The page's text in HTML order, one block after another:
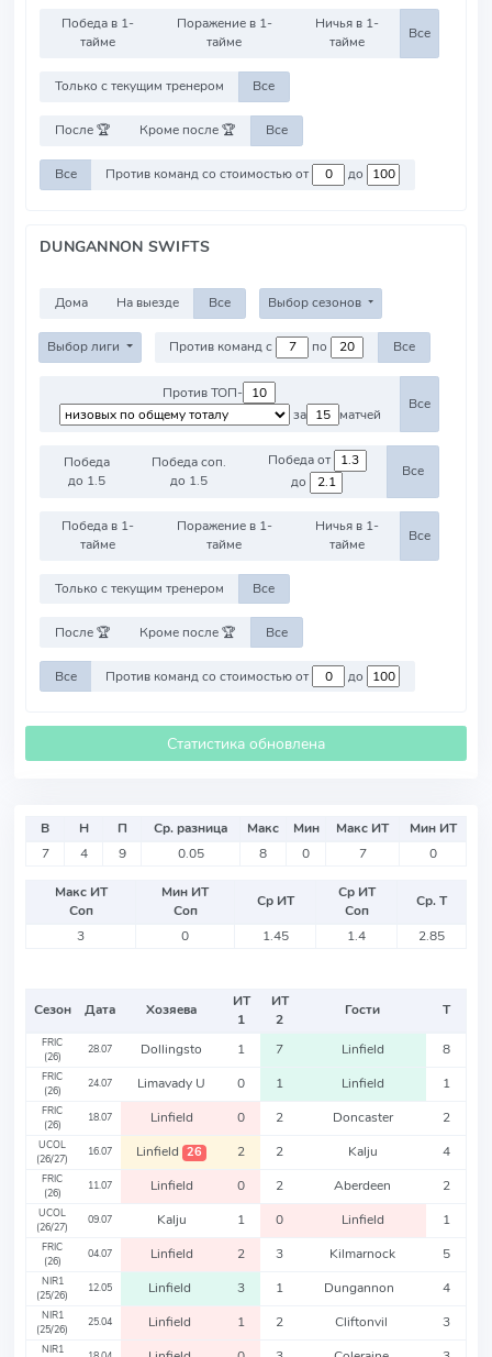
Победа в 1-
тайме
Поражение в 1-
тайме
Ничья в 1-
тайме
Все
Только с текущим тренером Все
После 🏆 Кроме после 🏆 Все
Все Против команд со стоимостью от до
DUNGANNON SWIFTS
Дома На выезде Все Выбор сезонов
Выбор лиги Против команд с по Все
Против ТОП-
за
матчей
Все
Победа
до 1.5
Победа соп.
до 1.5
Победа от
до
Все
Победа в 1-
тайме
Поражение в 1-
тайме
Ничья в 1-
тайме
Все
Только с текущим тренером Все
После 🏆 Кроме после 🏆 Все
Все Против команд со стоимостью от до
Статистика обновлена
В Н П Ср. разница Макс Мин Макс ИТ
Мин ИТ
7
4 9 0.05 8 0 7 0
Макс ИТ
Соп
Мин ИТ
Соп
Ср ИТ
Ср ИТ
Соп
Ср. Т
3
0 1.45 1.4 2.85
Сезон Дата Хозяева
ИТ
1
ИТ
2
Гости Т
FRIC
(26)
28.07 Dollingsto 1 7 Linfield 8
FRIC
(26)
24.07 Limavady U 0 1 Linfield 1
FRIC
(26)
18.07 Linfield 0 2 Doncaster 2
UCOL
(26/27)
16.07 Linfield 26 2 2 Kalju 4
FRIC
(26)
11.07 Linfield 0 2 Aberdeen 2
UCOL
(26/27)
09.07 Kalju 1 0 Linfield 1
FRIC
(26)
04.07 Linfield 2 3 Kilmarnock 5
NIR1
(25/26)
12.05 Linfield 3 1 Dungannon 4
NIR1
(25/26)
25.04 Linfield 1 2 Cliftonvil 3
NIR1